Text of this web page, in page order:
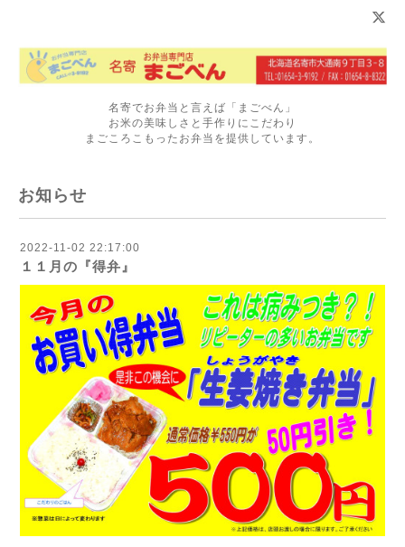
名寄でお弁当と言えば「まごべん」
お米の美味しさと手作りにこだわり
まごころこもったお弁当を提供しています。
お知らせ
2022-11-02 22:17:00
１１月の『得弁』